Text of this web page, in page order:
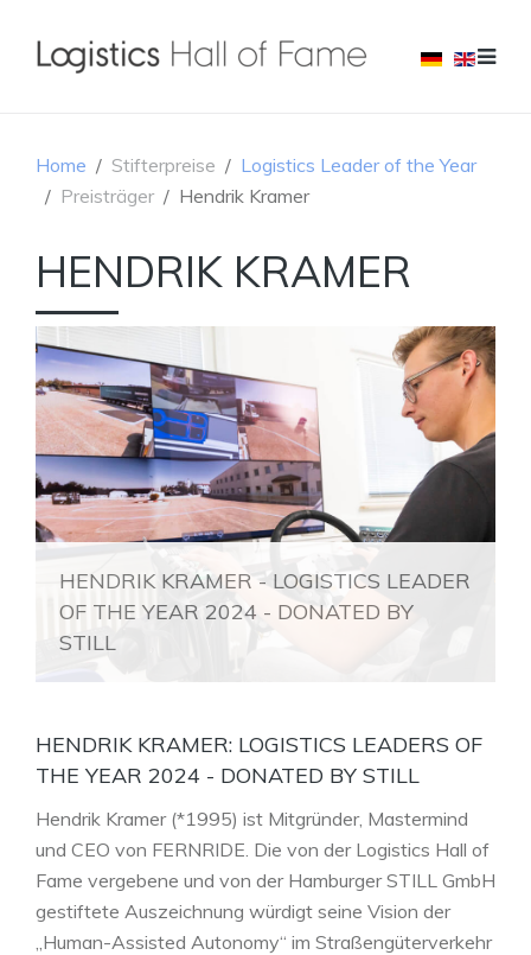
Home Stifterpreise
Logistics Leader of the Year
Preisträger
Hendrik Kramer
HENDRIK KRAMER
HENDRIK KRAMER - LOGISTICS LEADER
OF THE YEAR 2024 - DONATED BY
STILL
HENDRIK KRAMER: LOGISTICS LEADERS OF
THE YEAR 2024 - DONATED BY STILL
Hendrik Kramer (*1995) ist Mitgründer, Mastermind
und CEO von FERNRIDE. Die von der Logistics Hall of
Fame vergebene und von der Hamburger STILL GmbH
gestiftete Auszeichnung würdigt seine Vision der
„Human-Assisted Autonomy“ im Straßengüterverkehr